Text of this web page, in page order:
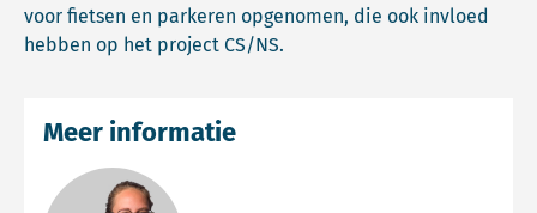
voor fietsen en parkeren opgenomen, die ook invloed
hebben op het project CS/NS.
Meer informatie